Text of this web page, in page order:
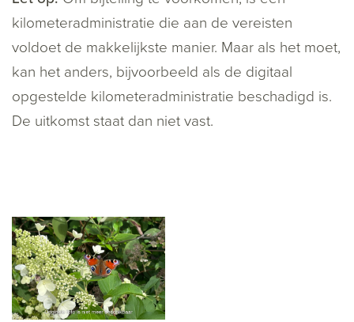
kilometeradministratie die aan de vereisten
voldoet de makkelijkste manier. Maar als het moet,
kan het anders, bijvoorbeeld als de digitaal
opgestelde kilometeradministratie beschadigd is.
De uitkomst staat dan niet vast.